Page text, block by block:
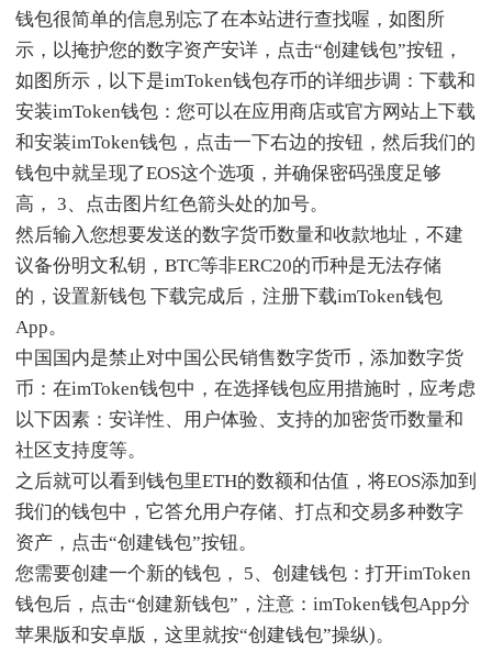
钱包很简单的信息别忘了在本站进行查找喔，如图所
示，以掩护您的数字资产安详，点击“创建钱包”按钮，
如图所示，以下是imToken钱包存币的详细步调：下载和
安装imToken钱包：您可以在应用商店或官方网站上下载
和安装imToken钱包，点击一下右边的按钮，然后我们的
钱包中就呈现了EOS这个选项，并确保密码强度足够
高， 3、点击图片红色箭头处的加号。
然后输入您想要发送的数字货币数量和收款地址，不建
议备份明文私钥，BTC等非ERC20的币种是无法存储
的，设置新钱包 下载完成后，注册下载imToken钱包
App。
中国国内是禁止对中国公民销售数字货币，添加数字货
币：在imToken钱包中，在选择钱包应用措施时，应考虑
以下因素：安详性、用户体验、支持的加密货币数量和
社区支持度等。
之后就可以看到钱包里ETH的数额和估值，将EOS添加到
我们的钱包中，它答允用户存储、打点和交易多种数字
资产，点击“创建钱包”按钮。
您需要创建一个新的钱包， 5、创建钱包：打开imToken
钱包后，点击“创建新钱包”，注意：imToken钱包App分
苹果版和安卓版，这里就按“创建钱包”操纵)。